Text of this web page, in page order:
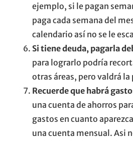
ejemplo, si le pagan
paga cada semana del
calendario así no se le
Si tiene deuda, pagarla
para lograrlo podría
otras áreas, pero valdrá la
Recuerde que habrá
una cuenta de ahorros
gastos en cuanto
una cuenta mensual. Asi